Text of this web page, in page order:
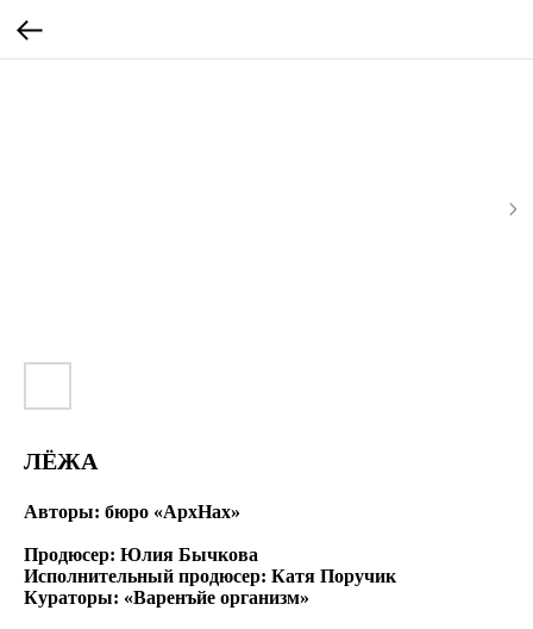
ЛЁЖА
Авторы: бюро «АрхНах»
Продюсер: Юлия Бычкова
Исполнительный продюсер: Катя Поручик
Кураторы: «Варенъйе организм»